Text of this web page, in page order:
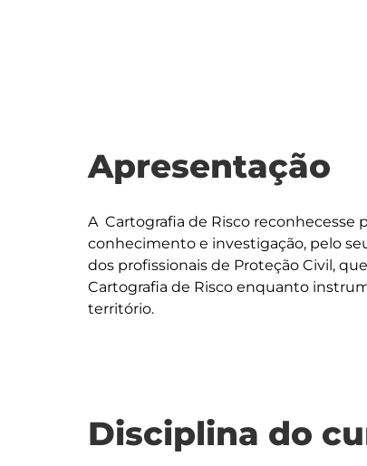
Apresentação
A  Cartografia de Risco
conhecimento e investigação, pelo
dos profissionais de Proteção Civil,
Cartografia de Risco enquanto
Disciplina do